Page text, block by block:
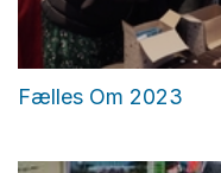
Fælles Om 2023